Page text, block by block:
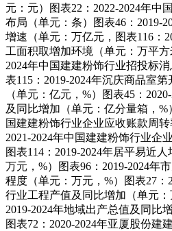
元：元）图表22：2022-2024年中
布局（单元：条）图表46：2019-
增速（单元：万亿元，图表116：
工面积取增加环境（单元：万平方
2024年中国建建粉饰行业招投标
表115：2019-2024年沉庆商品室
（单元：亿元，%）图表45：
及同比增加（单元：亿分量箱，%
国建建粉饰行业企业应收账款周转
2021-2024年中国建建粉饰行业企
图表114：2019-2024年居平易近
万元，%）图表96：2019-2024年
程度（单元：万元，%）图表27：
行业工程产值及同比增加（单元：
2019-2024年地域出产总值及同比
图表72：2020-2024年亚厦股份建